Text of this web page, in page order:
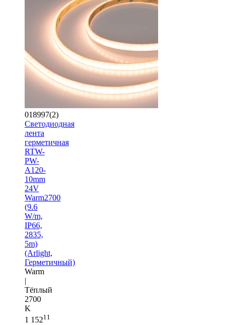
018997(2)
Светодиодная
лента
герметичная
RTW-
PW-
A120-
10mm
24V
Warm2700
(9.6
W/m,
IP66,
2835,
5m)
(Arlight,
Герметичный)
Warm
|
Тёплый
2700
K
1 15211